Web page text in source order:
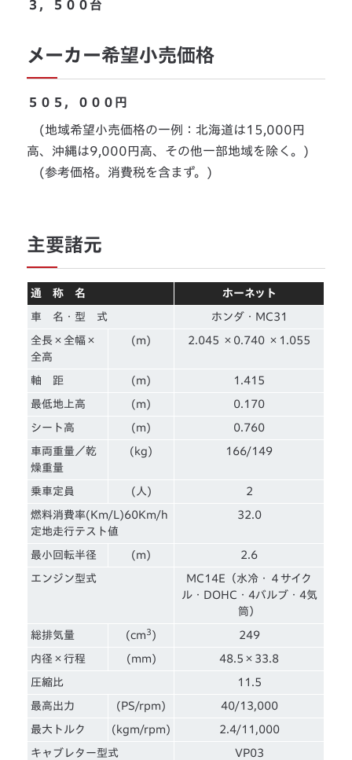
３，５００台
メーカー希望小売価格
５０５，０００円
(地域希望小売価格の一例：北海道は15,000円
高、沖縄は9,000円高、その他一部地域を除く。)
(参考価格。消費税を含まず。)
主要諸元
通 称 名 ホーネット
車 名・型 式 ホンダ・MC31
全長×全幅×
全高
(m) 2.045 ×0.740 ×1.055
軸 距 (m) 1.415
最低地上高 (m) 0.170
シート高 (m) 0.760
車両重量／乾
燥重量
(kg) 166/149
乗車定員 (人) 2
燃料消費率(Km/L)60Km/h
定地走行テスト値
32.0
最小回転半径 (m) 2.6
エンジン型式
MC14E（水冷・４サイク
ル・DOHC・4バルブ・4気
筒）
総排気量 (cm 3 ) 249
内径×行程 (mm) 48.5×33.8
圧縮比 11.5
最高出力 (PS/rpm) 40/13,000
最大トルク (kgm/rpm) 2.4/11,000
キャブレター型式 VP03